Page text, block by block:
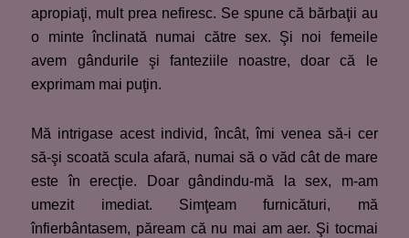
apropiaţi, mult prea nefiresc. Se spune că bărbaţii au
o minte înclinată numai către sex. Şi noi femeile
avem gândurile şi fanteziile noastre, doar că le
exprimam mai puţin.
Mă intrigase acest individ, încât, îmi venea să-i cer
să-şi scoată scula afară, numai să o văd cât de mare
este în erecţie. Doar gândindu-mă la sex, m-am
umezit imediat. Simţeam furnicături, mă
înfierbântasem, păream că nu mai am aer. Şi tocmai